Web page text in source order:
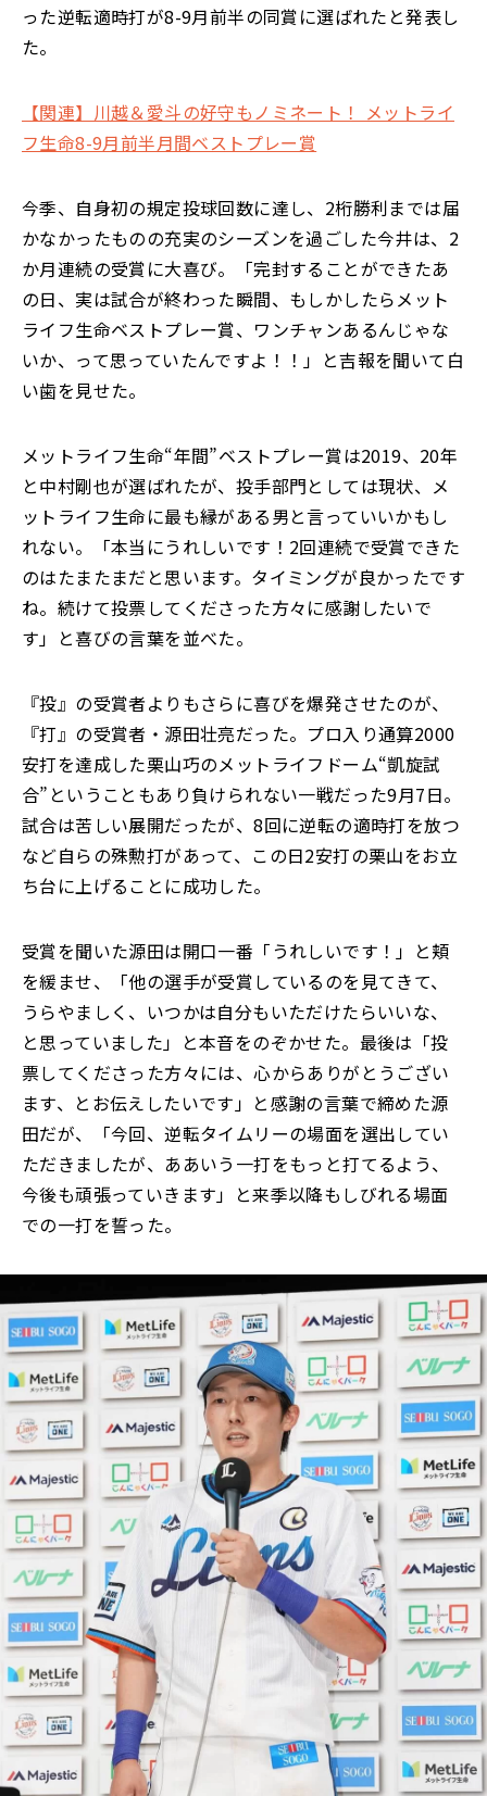
った逆転適時打が8-9月前半の同賞に選ばれたと発表し
た。
【関連】川越＆愛斗の好守もノミネート！ メットライ
フ生命8-9月前半月間ベストプレー賞
今季、自身初の規定投球回数に達し、2桁勝利までは届
かなかったものの充実のシーズンを過ごした今井は、2
か月連続の受賞に大喜び。「完封することができたあ
の日、実は試合が終わった瞬間、もしかしたらメット
ライフ生命ベストプレー賞、ワンチャンあるんじゃな
いか、って思っていたんですよ！！」と吉報を聞いて白
い歯を見せた。
メットライフ生命“年間”ベストプレー賞は2019、20年
と中村剛也が選ばれたが、投手部門としては現状、メ
ットライフ生命に最も縁がある男と言っていいかもし
れない。「本当にうれしいです！2回連続で受賞できた
のはたまたまだと思います。タイミングが良かったです
ね。続けて投票してくださった方々に感謝したいで
す」と喜びの言葉を並べた。
『投』の受賞者よりもさらに喜びを爆発させたのが、
『打』の受賞者・源田壮亮だった。プロ入り通算2000
安打を達成した栗山巧のメットライフドーム“凱旋試
合”ということもあり負けられない一戦だった9月7日。
試合は苦しい展開だったが、8回に逆転の適時打を放つ
など自らの殊勲打があって、この日2安打の栗山をお立
ち台に上げることに成功した。
受賞を聞いた源田は開口一番「うれしいです！」と頬
を緩ませ、「他の選手が受賞しているのを見てきて、
うらやましく、いつかは自分もいただけたらいいな、
と思っていました」と本音をのぞかせた。最後は「投
票してくださった方々には、心からありがとうござい
ます、とお伝えしたいです」と感謝の言葉で締めた源
田だが、「今回、逆転タイムリーの場面を選出してい
ただきましたが、ああいう一打をもっと打てるよう、
今後も頑張っていきます」と来季以降もしびれる場面
での一打を誓った。